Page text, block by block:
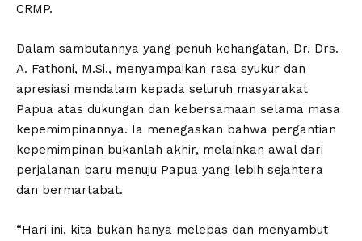
CRMP.
Dalam sambutannya yang penuh kehangatan, Dr. Drs.
A. Fathoni, M.Si., menyampaikan rasa syukur dan
apresiasi mendalam kepada seluruh masyarakat
Papua atas dukungan dan kebersamaan selama masa
kepemimpinannya. Ia menegaskan bahwa pergantian
kepemimpinan bukanlah akhir, melainkan awal dari
perjalanan baru menuju Papua yang lebih sejahtera
dan bermartabat.
“Hari ini, kita bukan hanya melepas dan menyambut